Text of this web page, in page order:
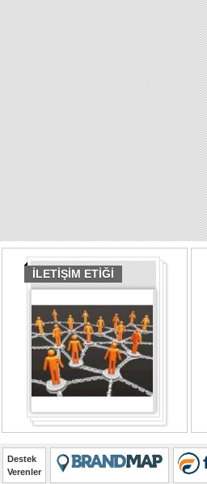
İLETİŞİM ETİĞİ
Destek
Verenler